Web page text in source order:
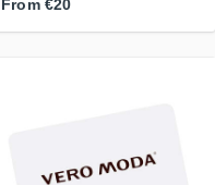
From €20